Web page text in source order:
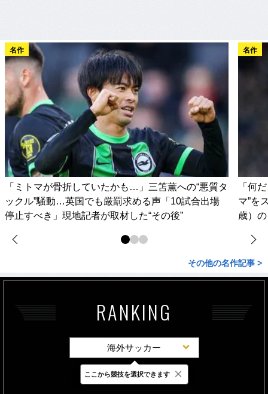
名作
「ミトマが骨折していたかも…」三笘薫への“悪質タ
ックル”騒動…英国でも厳罰求める声「10試合出場
停止すべき」現地記者が取材した“その後”
名作
「何
マ”を
歳）
その他の名作記事 >
RANKING
海外サッカー
最新 24時間 週間
ここから競技を選択できます ×